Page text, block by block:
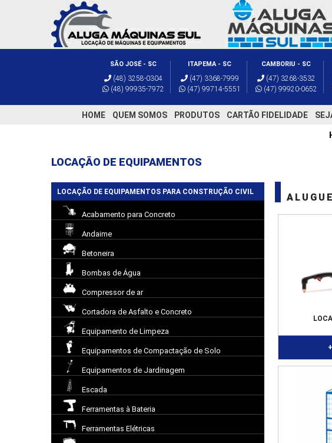
SÃO JOSÉ - SC
(48) 3258-0304
(48) 99935-7972
ITAPEMA - SC
(47) 3368-7999
(47) 99714-5551
CAMBORIU - SC
(47) 3268-3532
(47) 99920-0652
HOME QUEM SOMOS PRODUTOS CARTÃO FIDELIDADE
LOCAÇÃO DE EQUIPAMENTOS
LOCAÇÃO DE EQUIPAMENTOS PARA CONSTRUÇÃO CIVIL
Acabamento para Concreto
Andaime
Betoneira
Bombas de Água
Compressor de ar
Cortadora de Asfalto e Concreto
Equipamento de Limpeza
Equipamentos de Compactação de Solo
Equipamentos de Jardinagem
Escada
Ferramentas à Bateria
Ferramentas Elétricas